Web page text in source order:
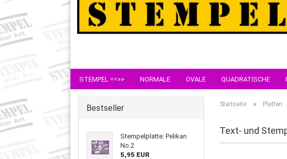
STEMPEL ==>> NORMALE OVALE QUADRATISCHE
Startseite » Platten
Text- und
Bestseller
Stempelplatte: Pelikan
No.2
5,95 EUR